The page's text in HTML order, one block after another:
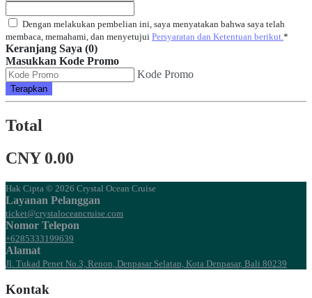
Dengan melakukan pembelian ini, saya menyatakan bahwa saya telah
membaca, memahami, dan menyetujui Persyaratan dan Ketentuan berikut. *
Keranjang Saya (0)
Masukkan Kode Promo
Kode Promo
Terapkan
Total
CNY 0.00
Hak Cipta © 2026 Crystal Ocean Cruise
Layanan Pelanggan
ticket@crystaloceancruise.com
Nomor Telepon
+6285333199639
Alamat
Jl. Tukad Penet No.3, Renon, Denpasar Selatan, Kota Denpasar, Bali 80239
Kontak